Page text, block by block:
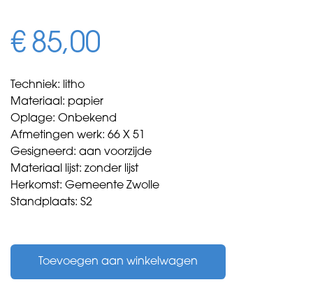
€ 85,00
Techniek: litho
Materiaal: papier
Oplage: Onbekend
Afmetingen werk: 66 X 51
Gesigneerd: aan voorzijde
Materiaal lijst: zonder lijst
Herkomst: Gemeente Zwolle
Standplaats: S2
Paul
Dode
Toevoegen aan winkelwagen